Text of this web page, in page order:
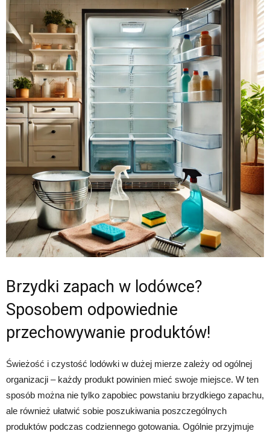
Brzydki zapach w lodówce?
Sposobem odpowiednie
przechowywanie produktów!
Świeżość i czystość lodówki w dużej mierze zależy od ogólnej
organizacji – każdy produkt powinien mieć swoje miejsce. W ten
sposób można nie tylko zapobiec powstaniu brzydkiego zapachu,
ale również ułatwić sobie poszukiwania poszczególnych
produktów podczas codziennego gotowania. Ogólnie przyjmuje